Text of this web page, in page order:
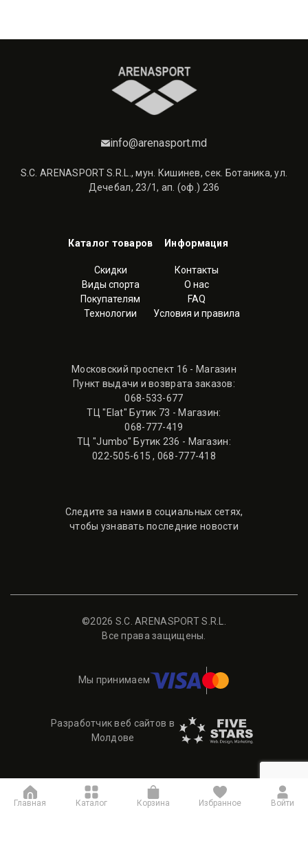
info@arenasport.md
S.C. ARENASPORT S.R.L., мун. Кишинев, сек. Ботаника, ул.
Дечебал, 23/1, ап. (оф.) 236
Каталог товаров
Скидки
Виды спорта
Покупателям
Технологии
Информация
Контакты
О нас
FAQ
Условия и правила
Московский проспект 16 - Магазин
Пункт выдачи и возврата заказов:
068-533-677
ТЦ "Elat" Бутик 73 - Магазин:
068-777-419
ТЦ "Jumbo" Бутик 236 - Магазин:
022-505-615, 068-777-418
Следите за нами в социальных сетях,
чтобы узнавать последние новости
©2026 S.C. ARENASPORT S.R.L.
Все права защищены.
Мы принимаем
Разработчик веб сайтов в
Молдове
Главная Каталог Корзина Избранное Войти